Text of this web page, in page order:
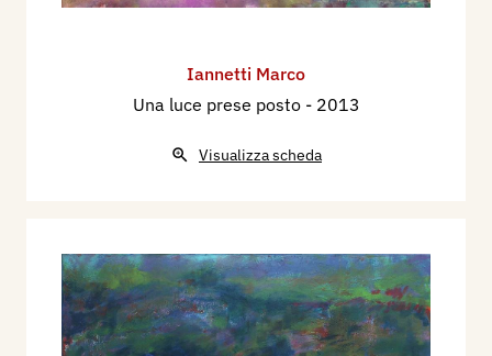
Iannetti Marco
Una luce prese posto - 2013
Visualizza scheda